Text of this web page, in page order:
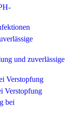
und zuverlässige
Verstopfung
Verstopfung
bei